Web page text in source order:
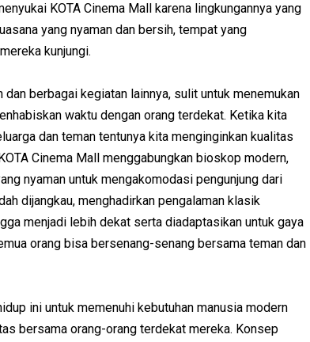
KOTA Cinema Mall karena lingkungannya yang
yang nyaman dan bersih, tempat yang
kunjungi.
berbagai kegiatan lainnya, sulit untuk menemukan
waktu dengan orang terdekat. Ketika kita
dan teman tentunya kita menginginkan kualitas
Cinema Mall menggabungkan bioskop modern,
nyaman untuk mengakomodasi pengunjung dari
dijangkau, menghadirkan pengalaman klasik
menjadi lebih dekat serta diadaptasikan untuk gaya
orang bisa bersenang-senang bersama teman dan
ini untuk memenuhi kebutuhan manusia modern
bersama orang-orang terdekat mereka. Konsep